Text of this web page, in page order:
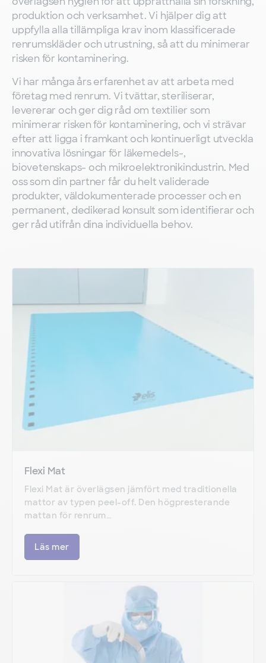
produktion och verksamhet. Vi hjälper dig att
uppfylla alla tillämpliga krav inom klassificerade
renrumskläder och utrustning, så att du minimerar
risken för kontaminering.
Vi har många års erfarenhet av att arbeta med
företag med renrum. Vi tvättar, steriliserar,
levererar och ger dig råd om textilier som
minimerar risken för kontaminering, och vi strävar
efter att ligga i framkant och kontinuerligt utveckla
innovativa lösningar för läkemedels-,
biovetenskaps- och mikroelektronikindustrin. Med
oss ​​som din partner får du helt validerade
produkter, väldokumenterade processer och en
permanent, dedikerad konsult som identifierar och
ger råd utifrån dina individuella behov.
Flexi Mat
Flexi Mat är överlägsen jämfört med traditionella
mattor av typen peel-off. Den högpresterande
mattan för renrum…
Läs mer